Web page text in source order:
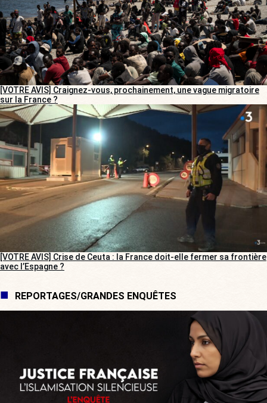
[VOTRE AVIS] Craignez-vous, prochainement, une vague migratoire
sur la France ?
[VOTRE AVIS] Crise de Ceuta : la France doit-elle fermer sa frontière
avec l’Espagne ?
REPORTAGES/GRANDES ENQUÊTES